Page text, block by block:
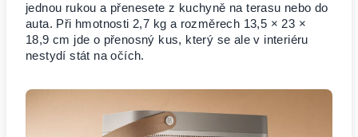
jednou rukou a přenesete z kuchyně na terasu nebo do
auta. Při hmotnosti 2,7 kg a rozměrech 13,5 × 23 ×
18,9 cm jde o přenosný kus, který se ale v interiéru
nestydí stát na očích.